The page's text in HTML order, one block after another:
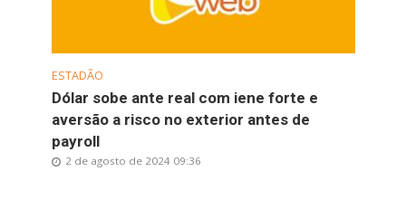
ESTADÃO
Dólar sobe ante real com iene forte e
aversão a risco no exterior antes de
payroll
2 de agosto de 2024 09:36